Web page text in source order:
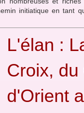
initiatique en tant
L'élan :
Croix,
d'Orient